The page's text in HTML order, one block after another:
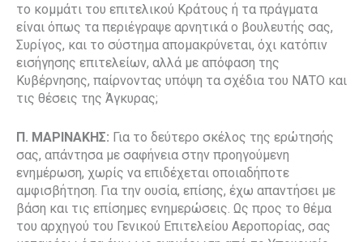
το κομμάτι του επιτελικού Κράτους ή τα πράγματα
είναι όπως τα περιέγραψε αρνητικά ο βουλευτής σας,
Συρίγος, και το σύστημα απομακρύνεται, όχι κατόπιν
εισήγησης επιτελείων, αλλά με απόφαση της
Κυβέρνησης, παίρνοντας υπόψη τα σχέδια του ΝΑΤΟ και
τις θέσεις της Άγκυρας;
Π. ΜΑΡΙΝΑΚΗΣ: Για το δεύτερο σκέλος της ερώτησής
σας, απάντησα με σαφήνεια στην προηγούμενη
ενημέρωση, χωρίς να επιδέχεται οποιαδήποτε
αμφισβήτηση. Για την ουσία, επίσης, έχω απαντήσει με
βάση και τις επίσημες ενημερώσεις. Ως προς το θέμα
του αρχηγού του Γενικού Επιτελείου Αεροπορίας, σας